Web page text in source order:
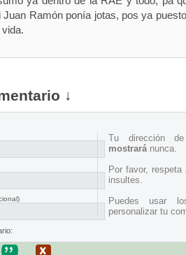
Juan Ramón ponía jotas, pos ya
vida.
↓
Tu dirección
mostraránunca.
Por favor,
insultes.
Puedes usar
personalizar tu